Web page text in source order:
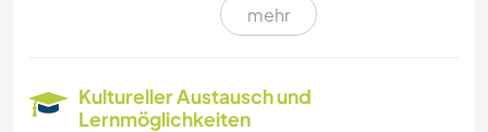
FOTOGRAFIE
mehr
Kultureller Austausch und
Lernmöglichkeiten